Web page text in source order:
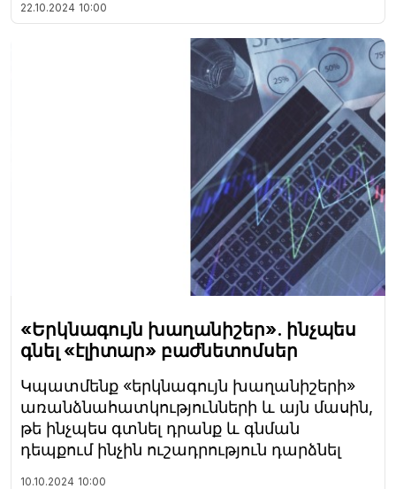
22.10.2024 10:00
«Երկնագույն խաղանիշեր». ինչպես
գնել «էլիտար» բաժնետոմսեր
Կպատմենք «երկնագույն խաղանիշերի»
առանձնահատկությունների և այն մասին,
թե ինչպես գտնել դրանք և գնման
դեպքում ինչին ուշադրություն դարձնել
10.10.2024 10:00